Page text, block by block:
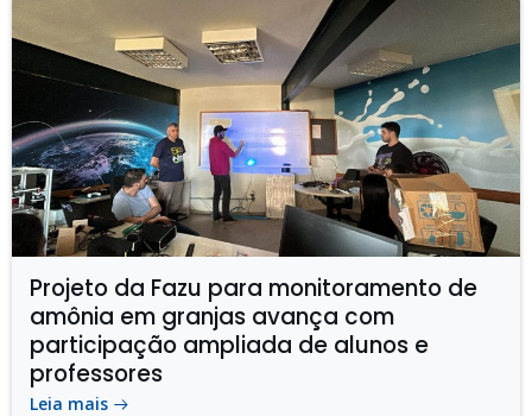
Projeto da Fazu para monitoramento de
amônia em granjas avança com
participação ampliada de alunos e
professores
Leia mais